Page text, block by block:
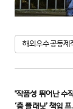
해외우수공동제
"작품성 뛰어난 수
‘춤 플래닛’ 책임